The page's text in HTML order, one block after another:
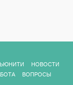
НОВОСТИ
ВОПРОСЫ